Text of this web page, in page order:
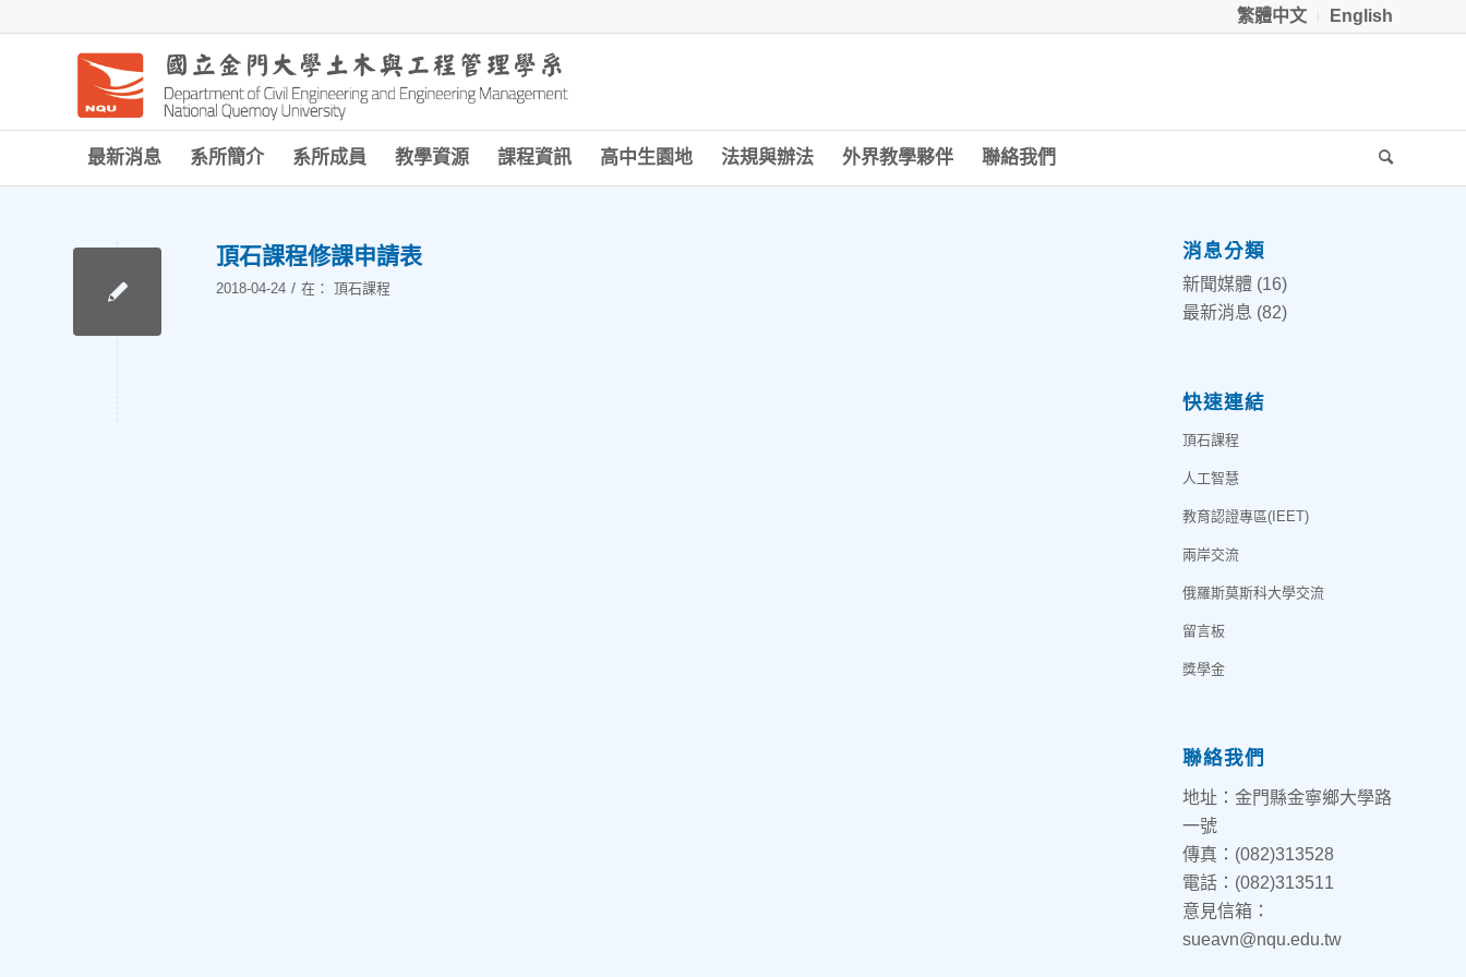
繁體中文 English
最新消息 系所簡介 系所成員 教學資源 課程資訊 高中生園地 法規與辦法 外界教學夥伴 聯絡我們
頂石課程修課申請表
2018-04-24 / 在： 頂石課程
消息分類
新聞媒體 (16)
最新消息 (82)
快速連結
頂石課程
人工智慧
教育認證專區(IEET)
兩岸交流
俄羅斯莫斯科大學交流
留言板
獎學金
聯絡我們
地址：金門縣金寧鄉大學路
一號
傳真：(082)313528
電話：(082)313511
意見信箱：
sueavn@nqu.edu.tw